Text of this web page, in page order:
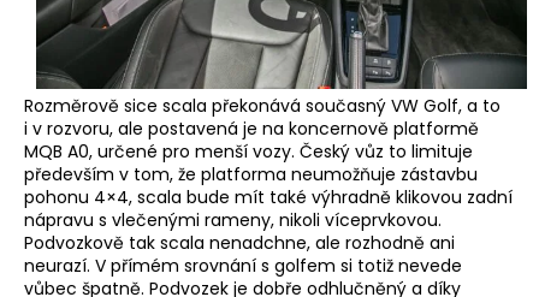
Rozměrově sice scala překonává současný VW Golf, a to
i v rozvoru, ale postavená je na koncernově platformě
MQB A0, určené pro menší vozy. Český vůz to limituje
především v tom, že platforma neumožňuje zástavbu
pohonu 4×4, scala bude mít také výhradně klikovou zadní
nápravu s vlečenými rameny, nikoli víceprvkovou.
Podvozkově tak scala nenadchne, ale rozhodně ani
neurazí. V přímém srovnání s golfem si totiž nevede
vůbec špatně. Podvozek je dobře odhlučněný a díky